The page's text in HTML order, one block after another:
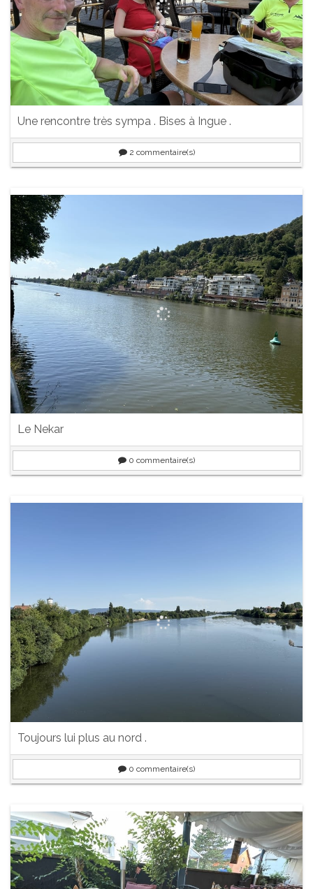
Une rencontre très sympa . Bises à Ingue .
2 commentaire(s)
Le Nekar
0 commentaire(s)
Toujours lui plus au nord .
0 commentaire(s)